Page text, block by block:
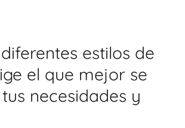
estilos de
el que mejor se
necesidades y